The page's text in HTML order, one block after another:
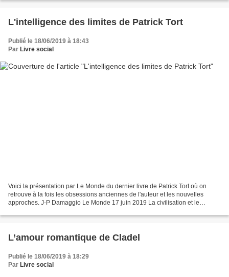
L'intelligence des limites de Patrick Tort
Publié le 18/06/2019 à 18:43
Par Livre social
Voici la présentation par Le Monde du dernier livre de Patrick Tort où on
retrouve à la fois les obsessions anciennes de l'auteur et les nouvelles
approches. J-P Damaggio Le Monde 17 juin 2019 La civilisation et le
L’amour romantique de Cladel
Publié le 18/06/2019 à 18:29
Par Livre social